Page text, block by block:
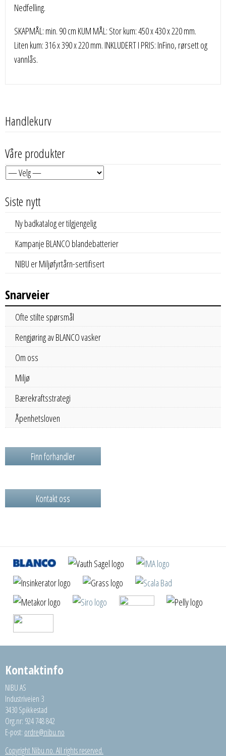
Nedfelling.
SKAPMÅL: min. 90 cm KUM MÅL: Stor kum: 450 x 430 x 220 mm.
Liten kum: 316 x 390 x 220 mm. INKLUDERT I PRIS: InFino, rørsett og
vannlås.
Handlekurv
Våre produkter
Siste nytt
Ny badkatalog er tilgjengelig
Kampanje BLANCO blandebatterier
NIBU er Miljøfyrtårn-sertifisert
Snarveier
Ofte stilte spørsmål
Rengjøring av BLANCO vasker
Om oss
Miljø
Bærekraftsstrategi
Åpenhetsloven
Finn forhandler
Kontakt oss
Kontaktinfo
NIBU AS
Industriveien 3
3430 Spikkestad
Org.nr: 924 748 842
E-post: ordre@nibu.no
Copyright Nibu.no. All rights reserved.